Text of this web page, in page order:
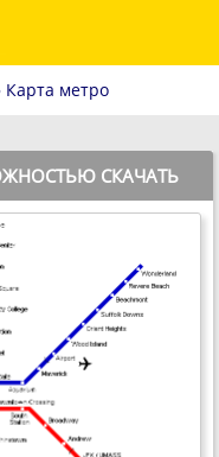
Карта метро
СКАЧАТЬ